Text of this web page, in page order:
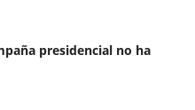
presidencial no ha